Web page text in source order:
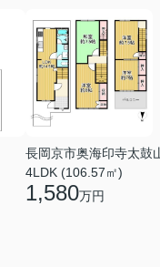
長岡京市奥海印寺太鼓
4LDK (106.57㎡)
1,580万円